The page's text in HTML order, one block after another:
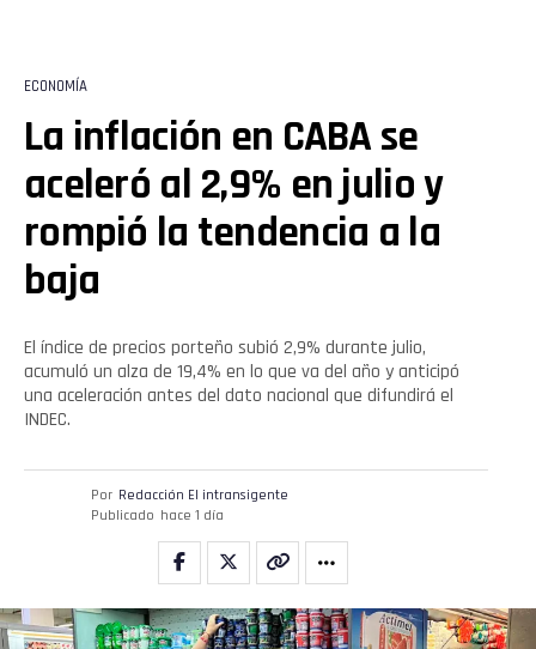
ECONOMÍA
La inflación en CABA se
aceleró al 2,9% en julio y
rompió la tendencia a la
baja
El índice de precios porteño subió 2,9% durante julio,
acumuló un alza de 19,4% en lo que va del año y anticipó
una aceleración antes del dato nacional que difundirá el
INDEC.
Por Redacción El intransigente
Publicado hace 1 día
Reddit
Pinterest